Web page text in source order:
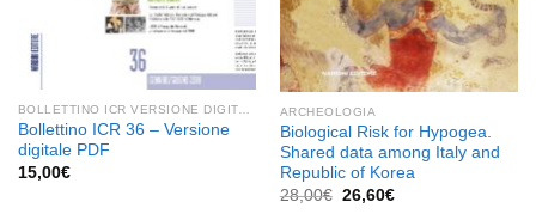
BOLLETTINO ICR VERSIONE DIGITALE
Bollettino ICR 36 – Versione
digitale PDF
15,00€
ARCHEOLOGIA
Biological Risk for Hypogea.
Shared data among Italy and
Republic of Korea
28,00€ Il
prezzo
26,60€Il